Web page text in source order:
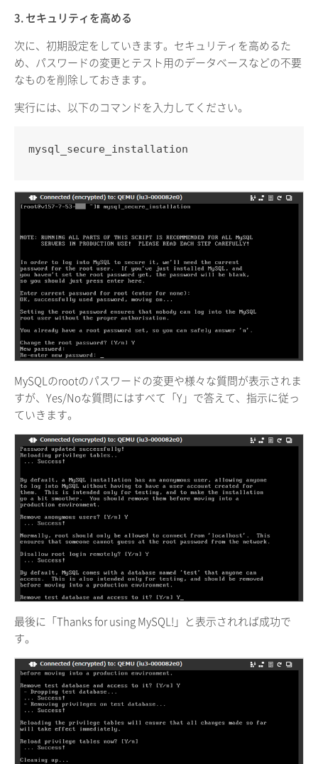
3. セキュリティを高める
次に、初期設定をしていきます。セキュリティを高めるた
め、パスワードの変更とテスト用のデータベースなどの不要
なものを削除しておきます。
実行には、以下のコマンドを入力してください。
mysql_secure_installation
MySQLのrootのパスワードの変更や様々な質問が表示されま
すが、Yes/Noな質問にはすべて「Y」で答えて、指示に従っ
ていきます。
最後に「Thanks for using MySQL!」と表示されれば成功で
す。